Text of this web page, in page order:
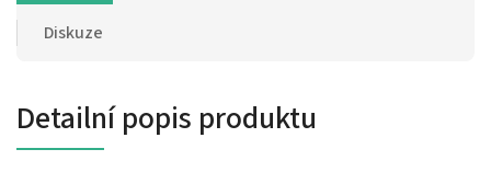
Diskuze
Detailní popis produktu